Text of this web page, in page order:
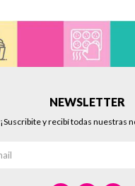
NEWSLETTER
¡Suscribite y recibí todas nuestras